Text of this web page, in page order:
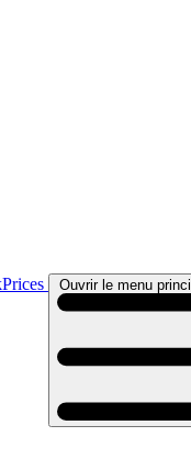
Ouvrir le menu